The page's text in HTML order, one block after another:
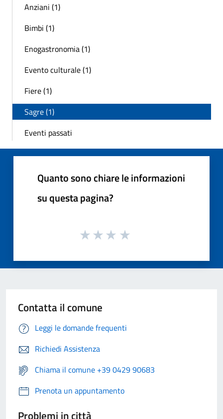
Anziani (1)
Bimbi (1)
Enogastronomia (1)
Evento culturale (1)
Fiere (1)
Sagre (1)
Eventi passati
Quanto sono chiare le informazioni
su questa pagina?
Contatta il comune
Leggi le domande frequenti
Richiedi Assistenza
Chiama il comune +39 0429 90683
Prenota un appuntamento
Problemi in città